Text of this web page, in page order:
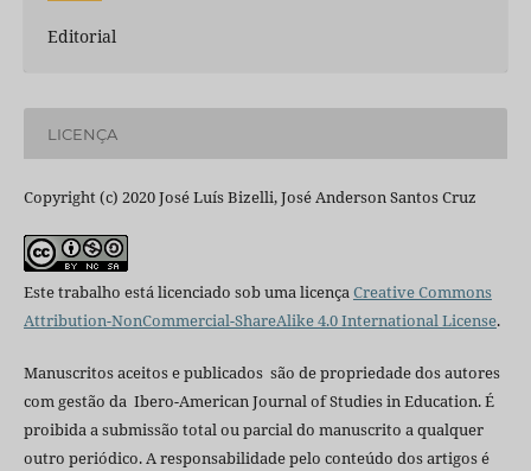
Editorial
LICENÇA
Copyright (c) 2020 José Luís Bizelli, José Anderson Santos Cruz
Este trabalho está licenciado sob uma licençaCreative Commons
Attribution-NonCommercial-ShareAlike 4.0 International License.
Manuscritos aceitos e publicados são de propriedade dos autores
com gestão da Ibero-American Journal of Studies in Education. É
proibida a submissão total ou parcial do manuscrito a qualquer
outro periódico. A responsabilidade pelo conteúdo dos artigos é